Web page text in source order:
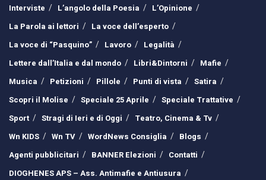
Interviste
L’angolo della Poesia
L’Opinione
La Parola ai lettori
La voce dell’esperto
La voce di “Pasquino”
Lavoro
Legalità
Lettere dall’Italia e dal mondo
Libri&Dintorni
Mafie
Musica
Petizioni Pillole Punti di vista
Satira
Scopri il Molise
Speciale 25 Aprile
Speciale Trattative
Sport
Stragi di Ieri e di Oggi
Teatro, Cinema & Tv
Wn KIDS
Wn TV WordNews Consiglia
Blogs
Agenti pubblicitari
BANNER Elezioni
Contatti
DIOGHENES APS – Ass. Antimafie e Antiusura